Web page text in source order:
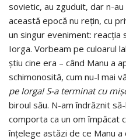
sovietic, au zguduit, dar n-
această epocă nu reţin, cu
un singur eveniment: reacţia
Iorga. Vorbeam pe culoarul
ştiu cine era – când Manu a
schimonosită, cum nu-l mai
pe Iorga! S-a terminat cu
biroul său. N-am îndrăznit
comporta ca un om împăcat
înţelege astăzi de ce Manu